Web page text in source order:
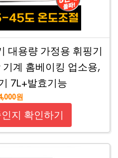
대용량 가정용 휘핑기
계 홈베이킹 업소용,
7L+발효기능
원
지 확인하기